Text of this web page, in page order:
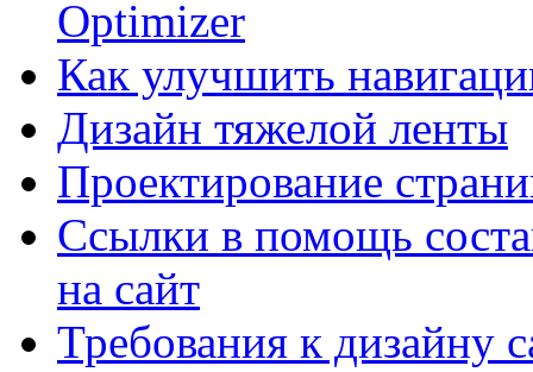
Optimizer
Как улучшить
Дизайн тяжелой ленты
Проектирование
Ссылки в помощь
на сайт
Требования к дизайну